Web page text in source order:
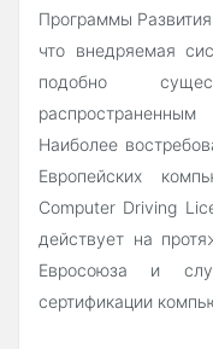
Программы
что внедряемая
подобно
Наиболее
Европейских
Computer Driving
действует на
Евросоюза и
сертификации